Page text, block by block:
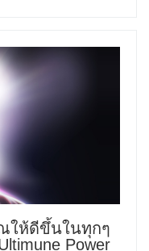
ให้ดีขึ้นในทุกๆ
Power